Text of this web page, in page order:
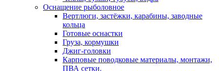
Оснащение рыболовное
Вертлюги, застёжки, карабины, заводные
кольца
Готовые оснастки
Груза, кормушки
Джиг-головки
Карповые поводковые материалы, монтажи,
ПВА сетки.